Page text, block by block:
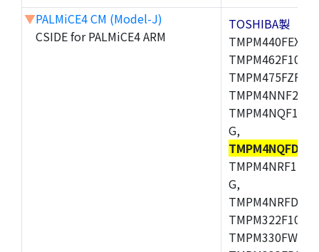
▼PALMiCE4 CM (Model-J)
CSIDE for PALMiCE4 ARM
TOSHIBA製
G,
TMPM4NQFDFG
G,